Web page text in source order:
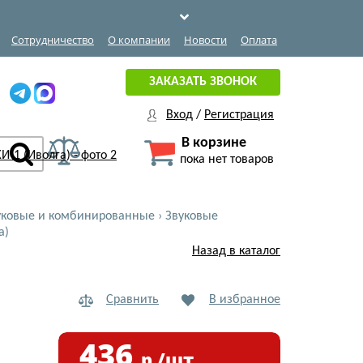
Сотрудничество О компании Новости Оплата
ЗАКАЗАТЬ ЗВОНОК
Вход / Регистрация
В корзине
пока нет товаров
и комбинированные › Звуковые
Назад в каталог
Сравнить В избранное
436